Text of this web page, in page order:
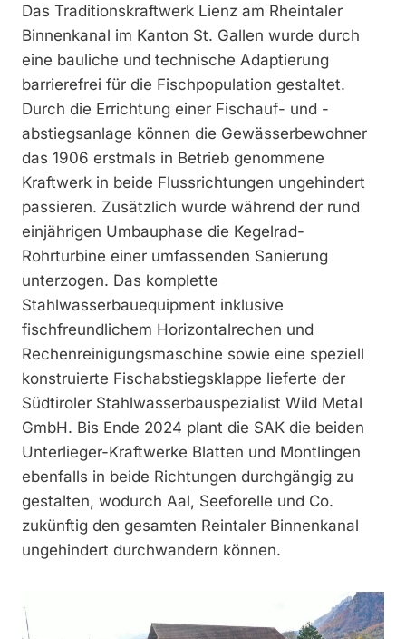
Das Traditionskraftwerk Lienz am Rheintaler
Binnenkanal im Kanton St. Gallen wurde durch
eine bauliche und technische Adaptierung
barrierefrei für die Fischpopulation gestaltet.
Durch die Errichtung einer Fischauf- und -
abstiegsanlage können die Gewässerbewohner
das 1906 erstmals in Betrieb genommene
Kraftwerk in beide Flussrichtungen ungehindert
passieren. Zusätzlich wurde während der rund
einjährigen Umbauphase die Kegelrad-
Rohrturbine einer umfassenden Sanierung
unterzogen. Das komplette
Stahlwasserbauequipment inklusive
fischfreundlichem Horizontalrechen und
Rechenreinigungsmaschine sowie eine speziell
konstruierte Fischabstiegsklappe lieferte der
Südtiroler Stahlwasserbauspezialist Wild Metal
GmbH. Bis Ende 2024 plant die SAK die beiden
Unterlieger-Kraftwerke Blatten und Montlingen
ebenfalls in beide Richtungen durchgängig zu
gestalten, wodurch Aal, Seeforelle und Co.
zukünftig den gesamten Reintaler Binnenkanal
ungehindert durchwandern können.